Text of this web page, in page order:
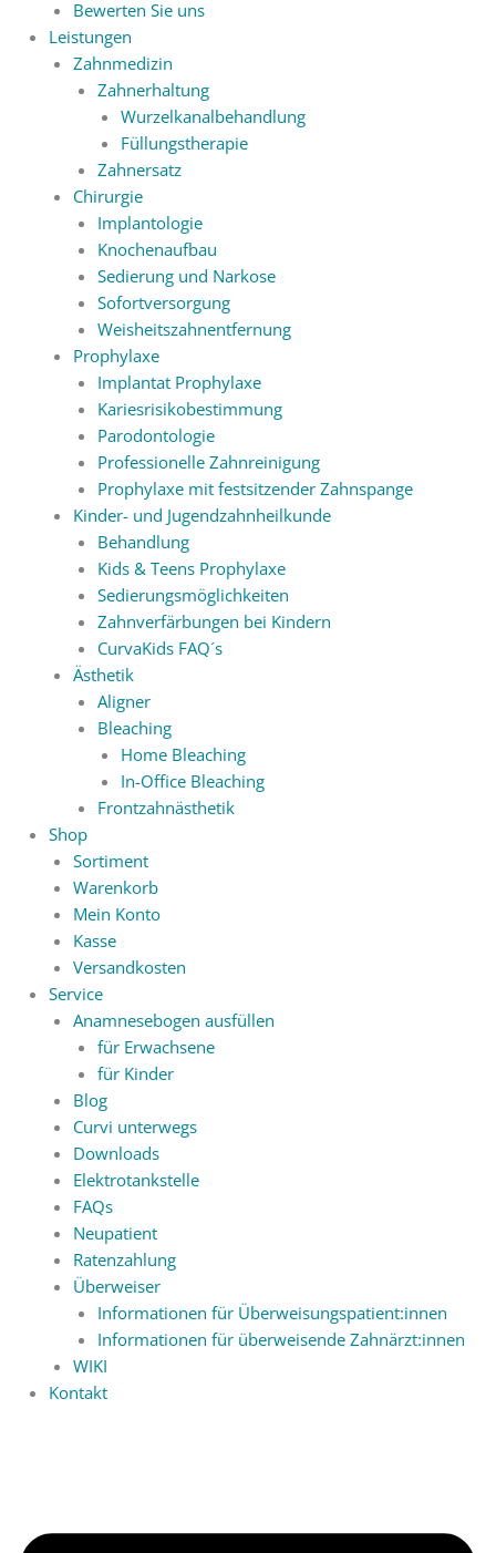
Bewerten Sie uns
Leistungen
Zahnmedizin
Zahnerhaltung
Wurzelkanalbehandlung
Füllungstherapie
Zahnersatz
Chirurgie
Implantologie
Knochenaufbau
Sedierung und Narkose
Sofortversorgung
Weisheitszahnentfernung
Prophylaxe
Implantat Prophylaxe
Kariesrisikobestimmung
Parodontologie
Professionelle Zahnreinigung
Prophylaxe mit festsitzender Zahnspange
Kinder- und Jugendzahnheilkunde
Behandlung
Kids & Teens Prophylaxe
Sedierungsmöglichkeiten
Zahnverfärbungen bei Kindern
CurvaKids FAQ´s
Ästhetik
Aligner
Bleaching
Home Bleaching
In-Office Bleaching
Frontzahnästhetik
Shop
Sortiment
Warenkorb
Mein Konto
Kasse
Versandkosten
Service
Anamnesebogen ausfüllen
für Erwachsene
für Kinder
Blog
Curvi unterwegs
Downloads
Elektrotankstelle
FAQs
Neupatient
Ratenzahlung
Überweiser
Informationen für Überweisungspatient:innen
Informationen für überweisende Zahnärzt:innen
WIKI
Kontakt